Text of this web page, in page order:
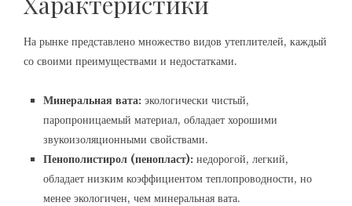
На рынке представлено множество видов утеплителей, каждый
со своими преимуществами и недостатками.
Минеральная вата: экологически чистый,
паропроницаемый материал, обладает хорошими
звукоизоляционными свойствами.
Пенополистирол (пенопласт): недорогой, легкий,
обладает низким коэффициентом теплопроводности, но
менее экологичен, чем минеральная вата.